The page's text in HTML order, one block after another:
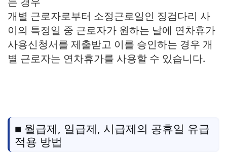
개별 근로자로부터 소정근로일인 징검다리 사
이의 특정일 중 근로자가 원하는 날에 연차휴가
사용신청서를 제출받고 이를 승인하는 경우 개
별 근로자는 연차휴가를 사용할 수 있습니다.
■ 월급제, 일급제, 시급제의 공휴일 유급
적용 방법